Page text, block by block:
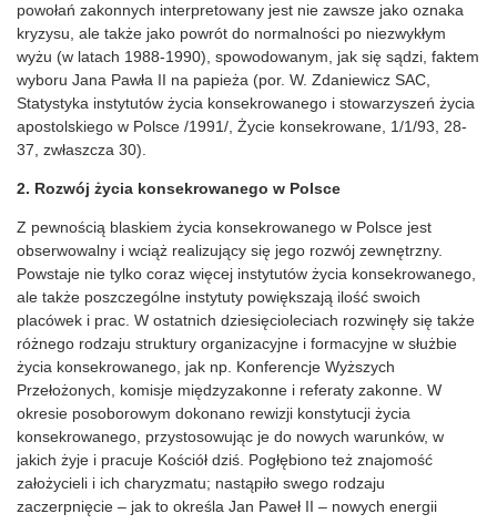
powołań zakonnych interpretowany jest nie zawsze jako oznaka
kryzysu, ale także jako powrót do normalności po niezwykłym
wyżu (w latach 1988-1990), spowodowanym, jak się sądzi, faktem
wyboru Jana Pawła II na papieża (por. W. Zdaniewicz SAC,
Statystyka instytutów życia konsekrowanego i stowarzyszeń życia
apostolskiego w Polsce /1991/, Życie konsekrowane, 1/1/93, 28-
37, zwłaszcza 30).
2. Rozwój życia konsekrowanego w Polsce
Z pewnością blaskiem życia konsekrowanego w Polsce jest
obserwowalny i wciąż realizujący się jego rozwój zewnętrzny.
Powstaje nie tylko coraz więcej instytutów życia konsekrowanego,
ale także poszczególne instytuty powiększają ilość swoich
placówek i prac. W ostatnich dziesięcioleciach rozwinęły się także
różnego rodzaju struktury organizacyjne i formacyjne w służbie
życia konsekrowanego, jak np. Konferencje Wyższych
Przełożonych, komisje międzyzakonne i referaty zakonne. W
okresie posoborowym dokonano rewizji konstytucji życia
konsekrowanego, przystosowując je do nowych warunków, w
jakich żyje i pracuje Kościół dziś. Pogłębiono też znajomość
założycieli i ich charyzmatu; nastąpiło swego rodzaju
zaczerpnięcie – jak to określa Jan Paweł II – nowych energii